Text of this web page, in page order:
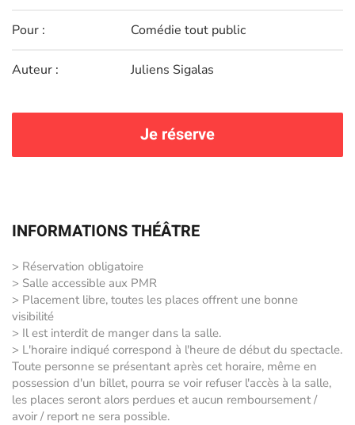
Pour : Comédie tout public
Auteur : Juliens Sigalas
Je réserve
INFORMATIONS THÉÂTRE
> Réservation obligatoire
> Salle accessible aux PMR
> Placement libre, toutes les places offrent une bonne
visibilité
> Il est interdit de manger dans la salle.
> L'horaire indiqué correspond à l'heure de début du spectacle.
Toute personne se présentant après cet horaire, même en
possession d'un billet, pourra se voir refuser l'accès à la salle,
les places seront alors perdues et aucun remboursement /
avoir / report ne sera possible.